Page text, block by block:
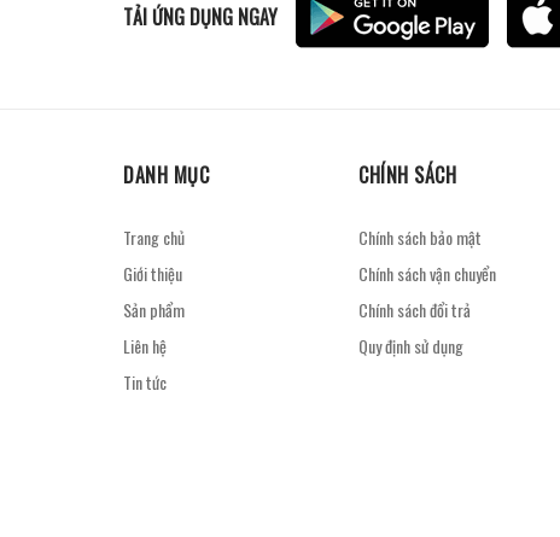
TẢI ỨNG DỤNG NGAY
DANH MỤC
Trang chủ
Giới thiệu
Sản phẩm
Liên hệ
Tin tức
CHÍNH SÁCH
Chính sách bảo mật
Chính sách vận chuyển
Chính sách đổi trả
Quy định sử dụng